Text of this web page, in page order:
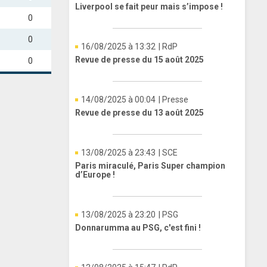
0
0
0
Liverpool se fait peur mais s’impose !
16/08/2025 à 13:32
| RdP
Revue de presse du 15 août 2025
14/08/2025 à 00:04
| Presse
Revue de presse du 13 août 2025
13/08/2025 à 23:43
| SCE
Paris miraculé, Paris Super champion
d’Europe !
13/08/2025 à 23:20
| PSG
Donnarumma au PSG, c'est fini !